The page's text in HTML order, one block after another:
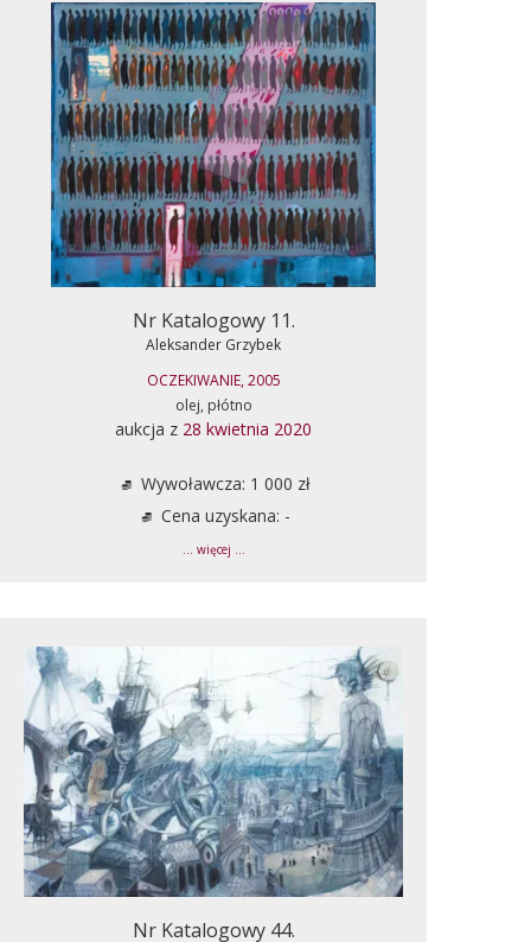
Nr Katalogowy 11.
Aleksander Grzybek
OCZEKIWANIE, 2005
olej, płótno
aukcja z 28 kwietnia 2020
Wywoławcza: 1 000 zł
Cena uzyskana: -
... więcej ...
Nr Katalogowy 44.